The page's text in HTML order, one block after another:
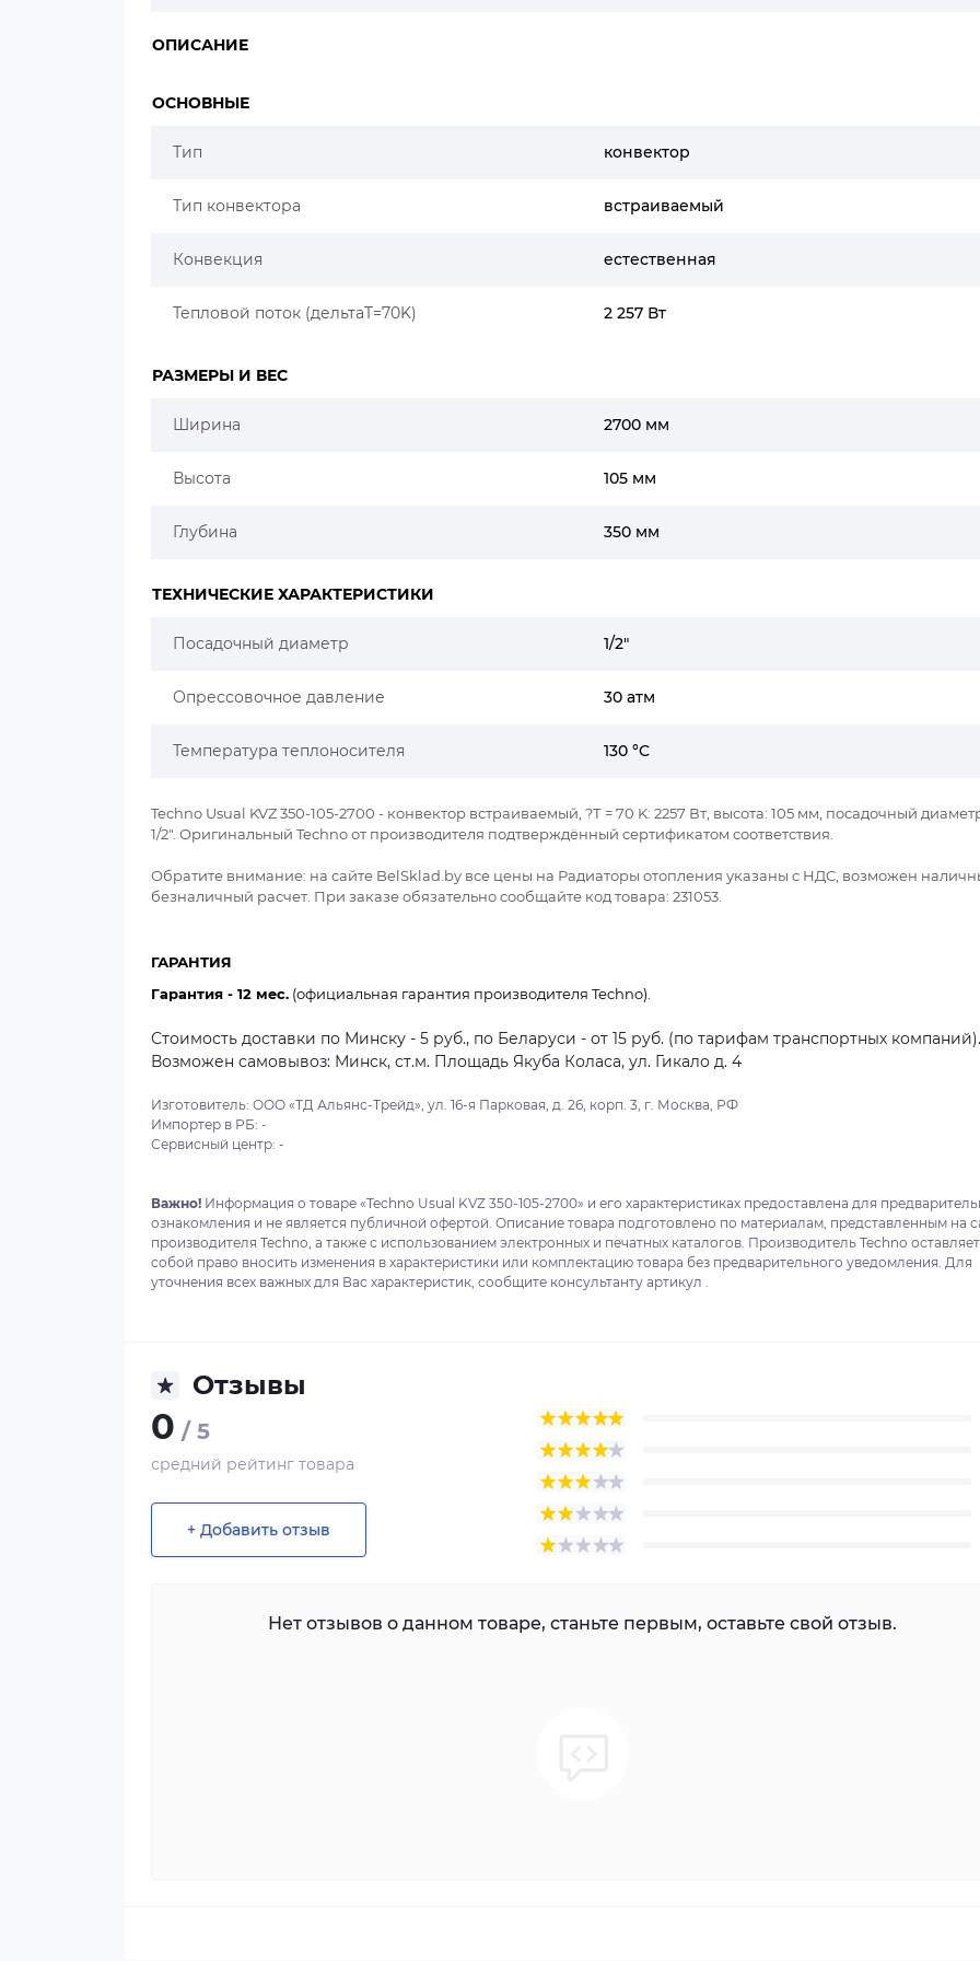
ОПИСАНИЕ
ОСНОВНЫЕ
Тип конвектор
Тип конвектора встраиваемый
Конвекция естественная
Тепловой поток (дельтаT=70K) 2 257 Вт
РАЗМЕРЫ И ВЕС
Ширина 2700 мм
Высота 105 мм
Глубина 350 мм
ТЕХНИЧЕСКИЕ ХАРАКТЕРИСТИКИ
Посадочный диаметр 1/2"
Опрессовочное давление 30 атм
Температура теплоносителя 130 °C
Techno Usual KVZ 350-105-2700 - конвектор встраиваемый, ?Т = 70 K: 2257 Вт, высота: 105 мм, посадочный
1/2". Оригинальный Techno от производителя подтверждённый сертификатом соответствия.
Обратите внимание: на сайте BelSklad.by все цены на Радиаторы отопления указаны с НДС, возможен
безналичный расчет. При заказе обязательно сообщайте код товара: 231053.
ГАРАНТИЯ
Гарантия - 12 мес. (официальная гарантия производителя Techno).
Стоимость доставки по Минску - 5 руб., по Беларуси - от 15 руб. (по тарифам транспортных компаний).
Возможен самовывоз: Минск, ст.м. Площадь Якуба Коласа, ул. Гикало д. 4
Изготовитель: ООО «ТД Альянс-Трейд», ул. 16-я Парковая, д. 26, корп. 3, г. Москва, РФ
Импортер в РБ: -
Сервисный центр: -
Важно! Информация о товаре «Techno Usual KVZ 350-105-2700» и его характеристиках предоставлена для
ознакомления и не является публичной офертой. Описание товара подготовлено по материалам, представленным на
производителя Techno, а также с использованием электронных и печатных каталогов. Производитель Techno оставляет
собой право вносить изменения в характеристики или комплектацию товара без предварительного уведомления. Для
уточнения всех важных для Вас характеристик, сообщите консультанту артикул .
Отзывы
0 / 5
средний рейтинг товара
+ Добавить отзыв
Нет отзывов о данном товаре, станьте первым, оставьте свой отзыв.